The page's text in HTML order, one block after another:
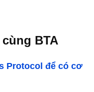
BTA
Protocol để có cơ